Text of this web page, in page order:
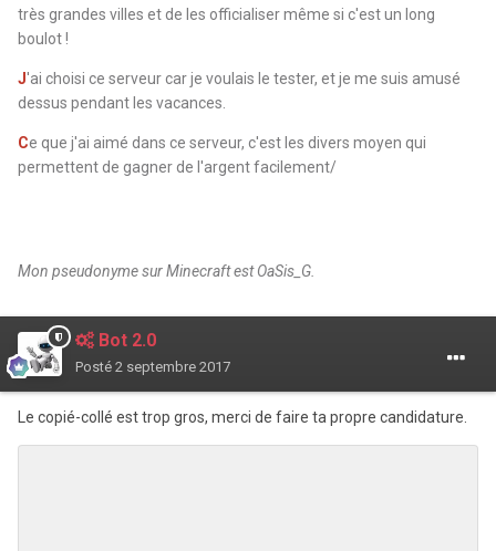
très grandes villes et de les officialiser même si c'est un long
boulot !
J'ai choisi ce serveur car je voulais le tester, et je me suis amusé
dessus pendant les vacances.
Ce que j'ai aimé dans ce serveur, c'est les divers moyen qui
permettent de gagner de l'argent facilement/
Mon pseudonyme sur Minecraft est OaSis_G.
Bot 2.0
Posté 2 septembre 2017
Le copié-collé est trop gros, merci de faire ta propre candidature.